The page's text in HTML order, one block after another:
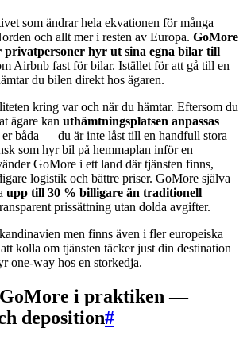
som ändrar hela ekvationen för många
och allt mer i resten av Europa. GoMore
hyr ut sina egna bilar till
Airbnb fast för bilar. Istället för att gå till en
du bilen direkt hos ägaren.
kring var och när du hämtar. Eftersom du
ägare kan uthämtningsplatsen anpassas
er båda — du är inte låst till en handfull stora
som hyr bil på hemmaplan inför en
GoMore i ett land där tjänsten finns,
logistik och bättre priser. GoMore själva
upp till 30 % billigare än traditionell
prissättning utan dolda avgifter.
men finns även i fler europeiska
kolla om tjänsten täcker just din destination
one-way hos en storkedja.
GoMore i praktiken —
deposition#